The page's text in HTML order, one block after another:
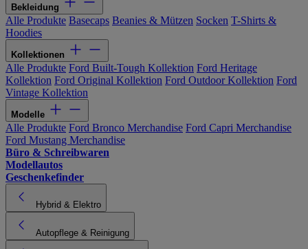
Bekleidung
Alle Produkte Basecaps Beanies & Mützen Socken T-Shirts &
Hoodies
Kollektionen
Alle Produkte Ford Built-Tough Kollektion Ford Heritage
Kollektion Ford Original Kollektion Ford Outdoor Kollektion Ford
Vintage Kollektion
Modelle
Alle Produkte Ford Bronco Merchandise Ford Capri Merchandise
Ford Mustang Merchandise
Büro & Schreibwaren
Modellautos
Geschenkefinder
Hybrid & Elektro
Autopflege & Reinigung